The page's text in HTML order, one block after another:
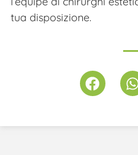
tua disposizione.